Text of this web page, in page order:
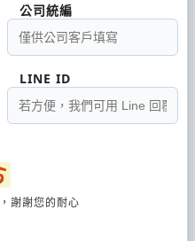
公司統編
LINE ID
謝謝您的耐心